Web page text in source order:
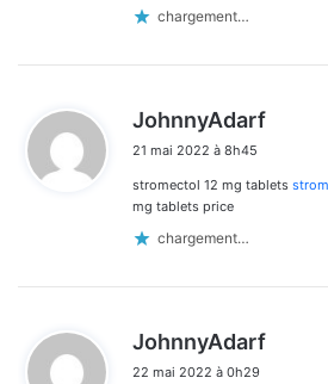
chargement…
JohnnyAdarf
21 mai 2022 à 8h45
stromectol 12 mg tablets
mg tablets price
chargement…
JohnnyAdarf
22 mai 2022 à 0h29